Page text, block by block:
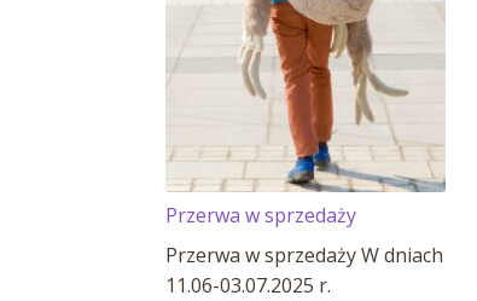
Przerwa w sprzedaży
Przerwa w sprzedaży W dniach
11.06-03.07.2025 r.